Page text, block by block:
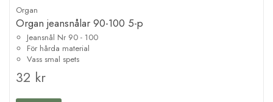
Organ
Organ jeansnålar 90-100 5-p
Jeansnål Nr 90 - 100
För hårda material
Vass smal spets
32 kr